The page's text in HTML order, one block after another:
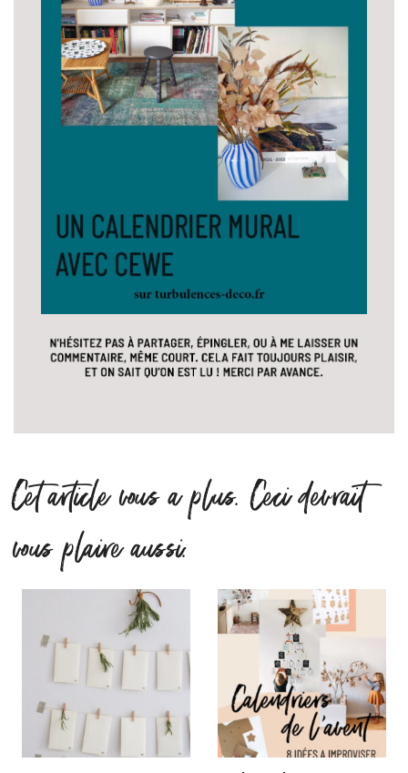
Cet article vous a plus. Ceci devrait
vous plaire aussi.